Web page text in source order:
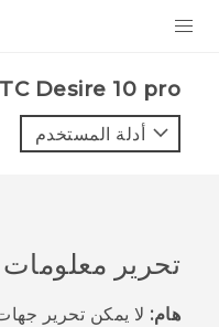
VIVE
VIVERSE
البرامج + التطبيقات
Desire 10 pro‎
أدلة المستخدم
تحرير
هام: لا يمكن تحرير